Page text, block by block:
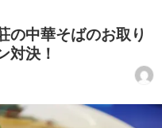
の中華そばのお取り
対決！